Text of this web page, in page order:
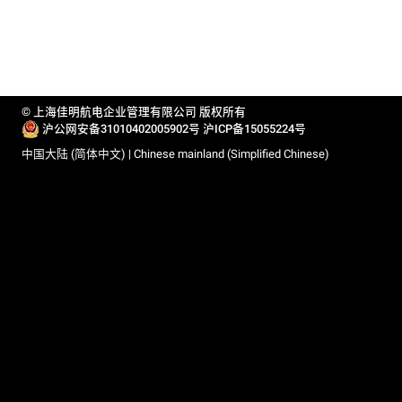
© 上海佳明航电企业管理有限公司 版权所有
沪公网安备31010402005902号 沪ICP备15055224号
中国大陆 (简体中文) | Chinese mainland (Simplified Chinese)